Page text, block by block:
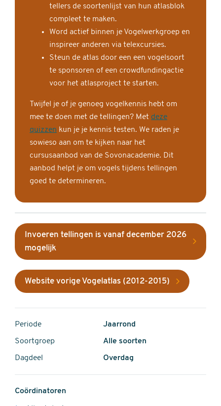
tellers de soortenlijst van hun atlasblok
compleet te maken.
Word actief binnen je Vogelwerkgroep en
inspireer anderen via telexcursies.
Steun de atlas door een een vogelsoort
te sponsoren of een crowdfundingactie
voor het atlasproject te starten.
Twijfel je of je genoeg vogelkennis hebt om
mee te doen met de tellingen? Met deze
quizzen kun je je kennis testen. We raden je
sowieso aan om te kijken naar het
cursusaanbod van de Sovonacademie. Dit
aanbod helpt je om vogels tijdens tellingen
goed te determineren.
Invoeren tellingen is vanaf december 2026
mogelijk
Website vorige Vogelatlas (2012-2015)
Periode Jaarrond
Soortgroep Alle soorten
Dagdeel Overdag
Coördinatoren